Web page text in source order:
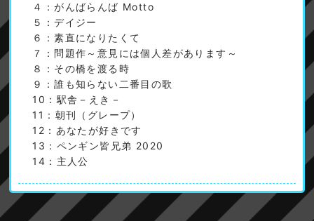
４：がんばらんば Motto
５：デイジー
６：素直になりたくて
７：問題作～意見には個人差があります～
８：その橋を渡る時
９：誰も知らない二番目の歌
10：駅舎－えき－
11：朝刊（グレープ）
12：あなたが好きです
13：ペンギン皆兄弟 2020
14：主人公